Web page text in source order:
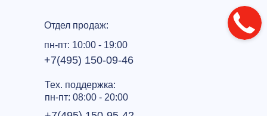
+7(495) 150-09-46
пн-пт: 10:00 - 19:00
Отдел продаж:
пн-пт: 08:00 - 20:00
Тех. поддержка: